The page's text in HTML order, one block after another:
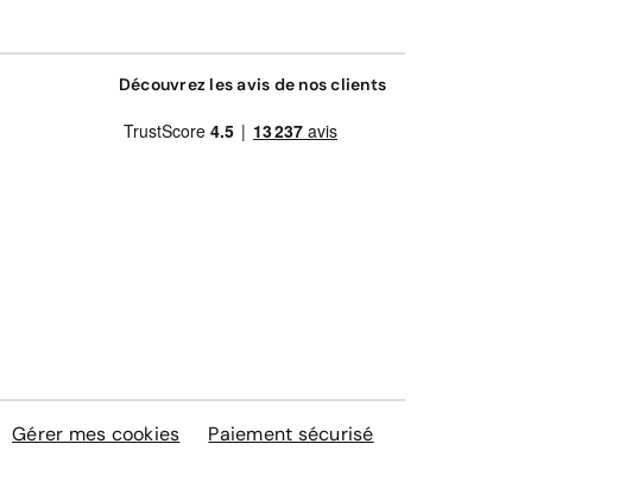
Découvrez les avis de nos clients
Gérer mes cookies
Paiement sécurisé